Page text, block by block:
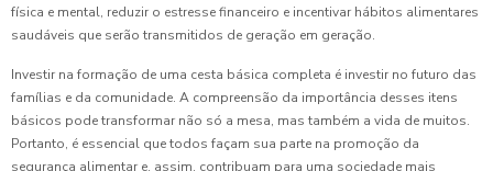
física e mental, reduzir o estresse financeiro e incentivar hábitos alimentares
saudáveis que serão transmitidos de geração em geração.
Investir na formação de uma cesta básica completa é investir no futuro das
famílias e da comunidade. A compreensão da importância desses itens
básicos pode transformar não só a mesa, mas também a vida de muitos.
Portanto, é essencial que todos façam sua parte na promoção da
segurança alimentar e, assim, contribuam para uma sociedade mais